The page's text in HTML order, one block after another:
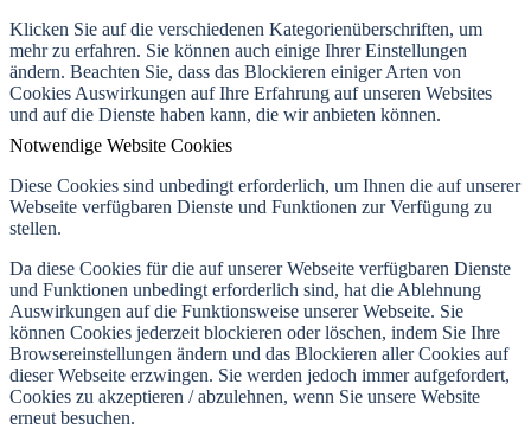
Klicken Sie auf die verschiedenen Kategorienüberschriften, um
mehr zu erfahren. Sie können auch einige Ihrer Einstellungen
ändern. Beachten Sie, dass das Blockieren einiger Arten von
Cookies Auswirkungen auf Ihre Erfahrung auf unseren Websites
und auf die Dienste haben kann, die wir anbieten können.
Notwendige Website Cookies
Diese Cookies sind unbedingt erforderlich, um Ihnen die auf unserer
Webseite verfügbaren Dienste und Funktionen zur Verfügung zu
stellen.
Da diese Cookies für die auf unserer Webseite verfügbaren Dienste
und Funktionen unbedingt erforderlich sind, hat die Ablehnung
Auswirkungen auf die Funktionsweise unserer Webseite. Sie
können Cookies jederzeit blockieren oder löschen, indem Sie Ihre
Browsereinstellungen ändern und das Blockieren aller Cookies auf
dieser Webseite erzwingen. Sie werden jedoch immer aufgefordert,
Cookies zu akzeptieren / abzulehnen, wenn Sie unsere Website
erneut besuchen.